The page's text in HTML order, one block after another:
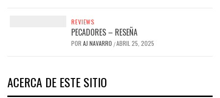
REVIEWS
PECADORES – RESEÑA
POR AJ NAVARRO /ABRIL 25, 2025
ACERCA DE ESTE SITIO